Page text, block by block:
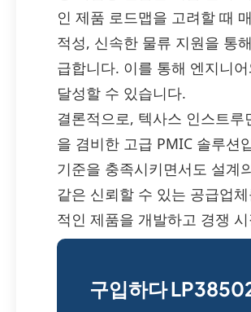
인 제품 로드맵을 고려할 때
적성, 신속한 물류 지원을 통
급합니다. 이를 통해 엔지니
달성할 수 있습니다.
결론적으로, 텍사스 인스트루
을 겸비한 고급 PMIC 솔루션
기준을 충족시키면서도 설계
같은 신뢰할 수 있는 공급업
적인 제품을 개발하고 경쟁
구입하다